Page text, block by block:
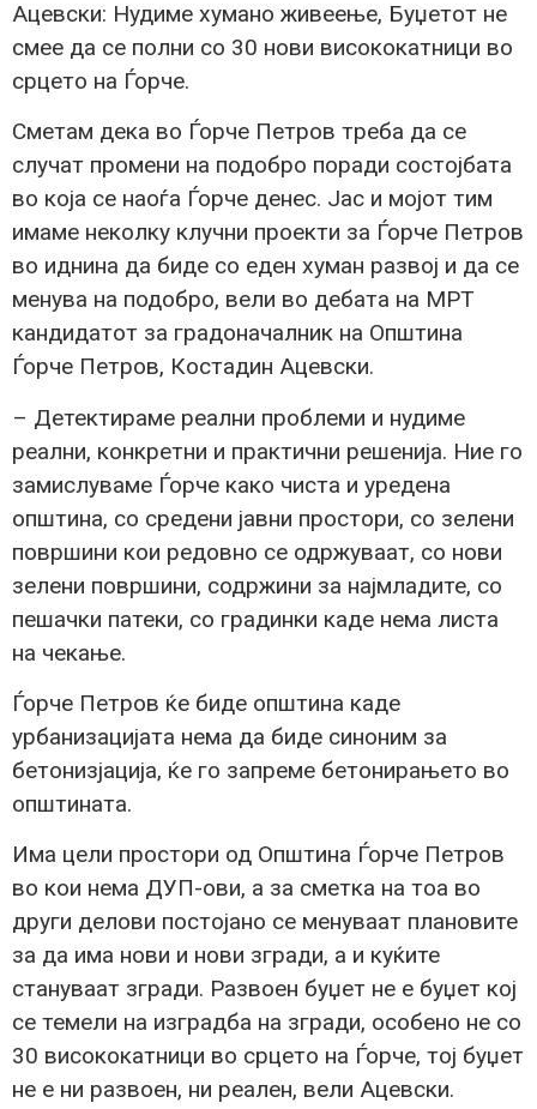
Ацевски: Нудиме хумано живеење, Буџетот не
смее да се полни со 30 нови висококатници во
срцето на Ѓорче.
Сметам дека во Ѓорче Петров треба да се
случат промени на подобро поради состојбата
во која се наоѓа Ѓорче денес. Јас и мојот тим
имаме неколку клучни проекти за Ѓорче Петров
во иднина да биде со еден хуман развој и да се
менува на подобро, вели во дебата на МРТ
кандидатот за градоначалник на Општина
Ѓорче Петров, Костадин Ацевски.
– Детектираме реални проблеми и нудиме
реални, конкретни и практични решенија. Ние го
замислуваме Ѓорче како чиста и уредена
општина, со средени јавни простори, со зелени
површини кои редовно се одржуваат, со нови
зелени површини, содржини за најмладите, со
пешачки патеки, со градинки каде нема листа
на чекање.
Ѓорче Петров ќе биде општина каде
урбанизацијата нема да биде синоним за
бетонизјација, ќе го запреме бетонирањето во
општината.
Има цели простори од Општина Ѓорче Петров
во кои нема ДУП-ови, а за сметка на тоа во
други делови постојано се менуваат плановите
за да има нови и нови згради, а и куќите
стануваат згради. Развоен буџет не е буџет кој
се темели на изградба на згради, особено не со
30 висококатници во срцето на Ѓорче, тој буџет
не е ни развоен, ни реален, вели Ацевски.